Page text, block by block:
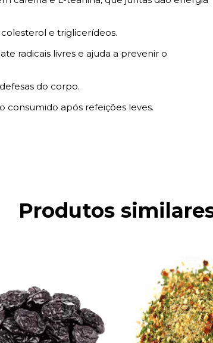
e triglicerídeos.
radicais livres e ajuda a prevenir o
do corpo.
após refeições leves.
Produtos